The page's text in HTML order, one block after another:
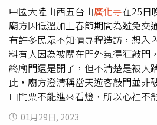
中國大陸山西五台山廣化寺在25日
廟方因低溫加上春節期間為避免交
有許多民眾不知情專程造訪，想入
料有人因為被關在門外氣得狂敲門
終廟門還是開了，但不清楚是被人
此，廟方澄清稱當天遊客敲門並非
山門票不能進來看燈，所以心裡不
們沒有在網路上公告表達歉意。
01月29日, 2023